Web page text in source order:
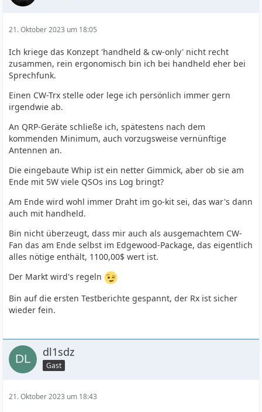
21. Oktober 2023 um 18:05
Ich kriege das Konzept 'handheld & cw-only' nicht recht
zusammen, rein ergonomisch bin ich bei handheld eher bei
Sprechfunk.
Einen CW-Trx stelle oder lege ich persönlich immer gern
irgendwie ab.
An QRP-Geräte schließe ich, spätestens nach dem
kommenden Minimum, auch vorzugsweise vernünftige
Antennen an.
Die eingebaute Whip ist ein netter Gimmick, aber ob sie am
Ende mit 5W viele QSOs ins Log bringt?
Am Ende wird wohl immer Draht im go-kit sei, das war's dann
auch mit handheld.
Bin nicht überzeugt, dass mir auch als ausgemachtem CW-
Fan das am Ende selbst im Edgewood-Package, das eigentlich
alles nötige enthält, 1100,00$ wert ist.
Der Markt wird's regeln
Bin auf die ersten Testberichte gespannt, der Rx ist sicher
wieder fein.
dl1sdz
Gast
21. Oktober 2023 um 18:43